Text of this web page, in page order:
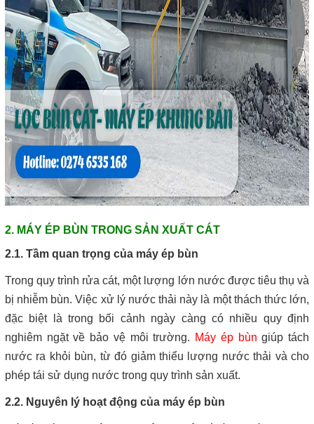
2. MÁY ÉP BÙN TRONG SẢN XUẤT CÁT
2.1. Tầm quan trọng của máy ép bùn
Trong quy trình rửa cát, một lượng lớn nước được tiêu thụ và
bị nhiễm bùn. Việc xử lý nước thải này là một thách thức lớn,
đặc biệt là trong bối cảnh ngày càng có nhiều quy định
nghiêm ngặt về bảo vệ môi trường. Máy ép bùn giúp tách
nước ra khỏi bùn, từ đó giảm thiểu lượng nước thải và cho
phép tái sử dụng nước trong quy trình sản xuất.
2.2. Nguyên lý hoạt động của máy ép bùn